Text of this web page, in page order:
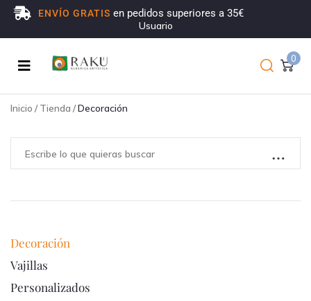
ENVÍO GRATIS en pedidos superiores a 35€
Usuario
0
Inicio / Tienda /Decoración
Decoración
Vajillas
Personalizados